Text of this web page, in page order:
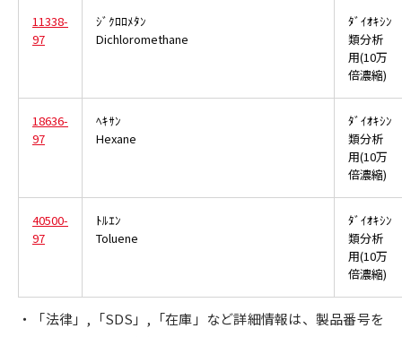
11338-
97
ｼﾞｸﾛﾛﾒﾀﾝ
Dichloromethane
ﾀﾞｲｵｷｼﾝ
類分析
用(10万
倍濃縮)
18636-
97
ﾍｷｻﾝ
Hexane
ﾀﾞｲｵｷｼﾝ
類分析
用(10万
倍濃縮)
40500-
97
ﾄﾙｴﾝ
Toluene
ﾀﾞｲｵｷｼﾝ
類分析
用(10万
倍濃縮)
・「法律」,「SDS」,「在庫」など詳細情報は、製品番号を